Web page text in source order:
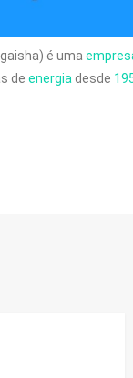
é uma
de energia desde